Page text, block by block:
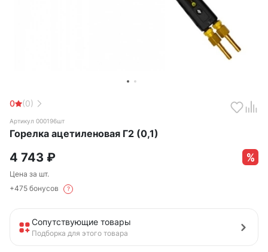
0 (0)
Артикул 000196шт
Горелка ацетиленовая Г2 (0,1)
4 743 ₽
Цена за шт.
+475 бонусов
?
Сопутствующие товары
Подборка для этого товара